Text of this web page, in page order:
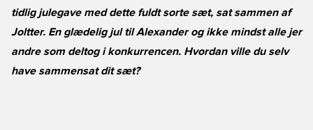
tidlig julegave med dette fuldt sorte sæt, sat sammen af
Joltter. En glædelig jul til Alexander og ikke mindst alle jer
andre som deltog i konkurrencen. Hvordan ville du selv
have sammensat dit sæt?